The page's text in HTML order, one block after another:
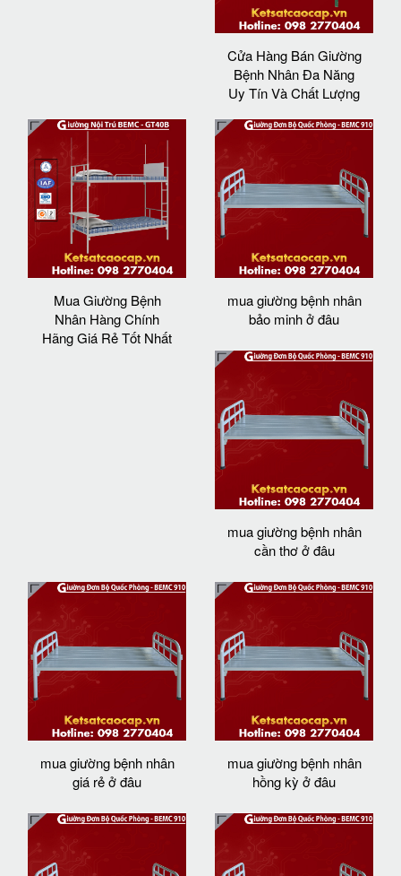
Cửa Hàng Bán Giường
Bệnh Nhân Đa Năng
Uy Tín Và Chất Lượng
Mua Giường Bệnh
Nhân Hàng Chính
Hãng Giá Rẻ Tốt Nhất
mua giường bệnh nhân
bảo minh ở đâu
mua giường bệnh nhân
cần thơ ở đâu
mua giường bệnh nhân
giá rẻ ở đâu
mua giường bệnh nhân
hồng kỳ ở đâu